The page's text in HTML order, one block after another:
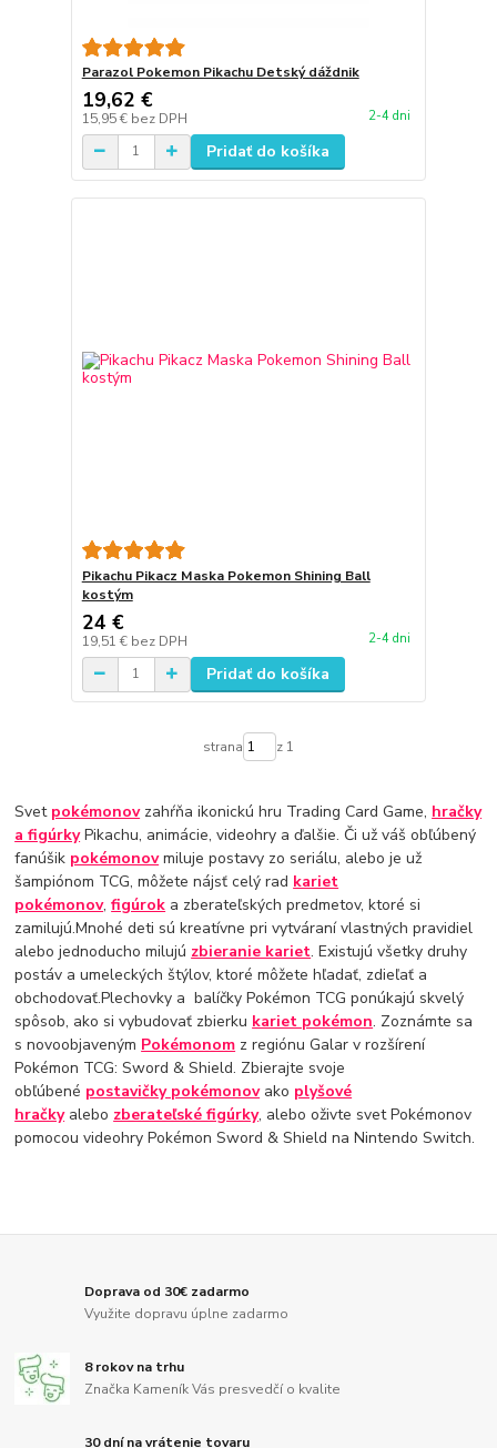
Parazol Pokemon Pikachu Detský dáždnik
19,62 €
15,95 € bez DPH 2-4 dni
Pridať do košíka
Pikachu Pikacz Maska Pokemon Shining Ball
kostým
24 €
19,51 € bez DPH 2-4 dni
Pridať do košíka
strana z 1
Svet pokémonovzahŕňa ikonickú hru Trading Card Game, hračky
a figúrkyPikachu, animácie, videohry a ďalšie. Či už váš obľúbený
fanúšik pokémonovmiluje postavy zo seriálu, alebo je už
šampiónom TCG, môžete nájsť celý rad kariet
pokémonov,figúrok a zberateľských predmetov, ktoré si
zamilujú.Mnohé deti sú kreatívne pri vytváraní vlastných pravidiel
alebo jednoducho milujú zbieranie kariet. Existujú všetky druhy
postáv a umeleckých štýlov, ktoré môžete hľadať, zdieľať a
obchodovať.Plechovky a balíčky Pokémon TCG ponúkajú skvelý
spôsob, ako si vybudovať zbierku kariet pokémon. Zoznámte sa
s novoobjaveným Pokémonom z regiónu Galar v rozšírení
Pokémon TCG: Sword & Shield. Zbierajte svoje
obľúbené postavičky pokémonovako plyšové
hračkyalebo zberateľské figúrky, alebo oživte svet Pokémonov
pomocou videohry Pokémon Sword & Shield na Nintendo Switch.
Doprava od 30€ zadarmo
Využite dopravu úplne zadarmo
8 rokov na trhu
Značka Kameník Vás presvedčí o kvalite
30 dní na vrátenie tovaru